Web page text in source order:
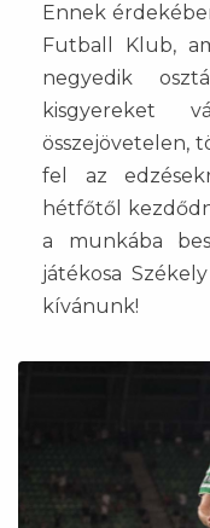
Ennek
Futball Klub,
negyedik
kisgyereket
összejövetelen,
fel az
hétfőtől
a munkába
játékosa
kívánunk!